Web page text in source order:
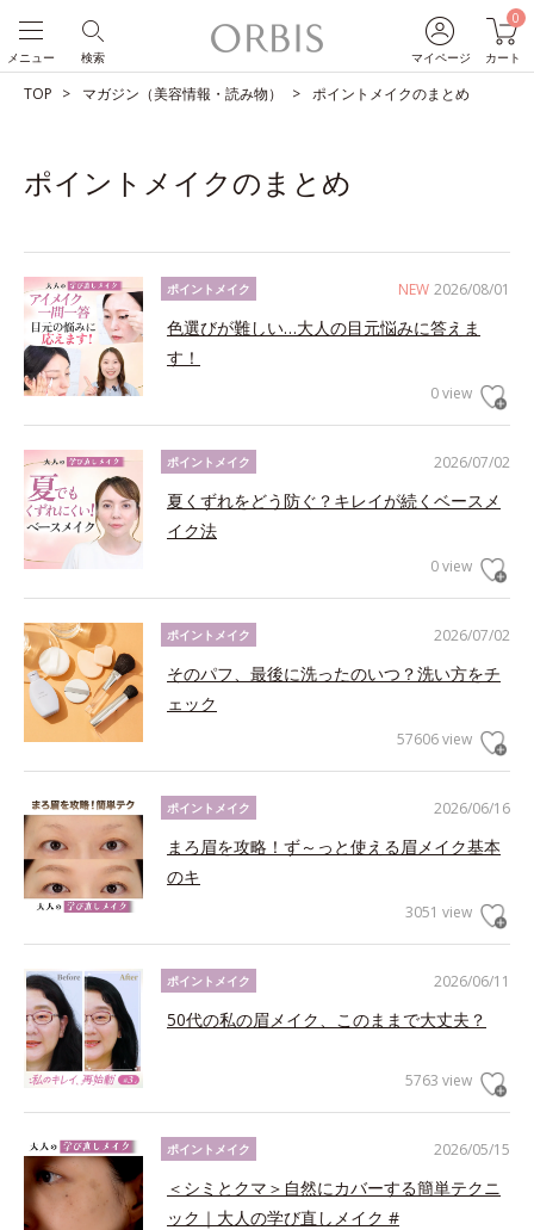
マイページ
0
カート
検索
メニュー
TOP マガジン（美容情報・読み物） ポイントメイクのまとめ
ポイントメイクのまとめ
NEW 2026/08/01
ポイントメイク
色選びが難しい…大人の目元悩みに答えま
す！
0 view
2026/07/02
ポイントメイク
夏くずれをどう防ぐ？キレイが続くベースメ
イク法
0 view
2026/07/02
ポイントメイク
そのパフ、最後に洗ったのいつ？洗い方をチ
ェック
57606 view
2026/06/16
ポイントメイク
まろ眉を攻略！ず～っと使える眉メイク基本
のキ
3051 view
2026/06/11
ポイントメイク
50代の私の眉メイク、このままで大丈夫？
5763 view
2026/05/15
ポイントメイク
＜シミとクマ＞自然にカバーする簡単テクニ
ック｜大人の学び直しメイク #